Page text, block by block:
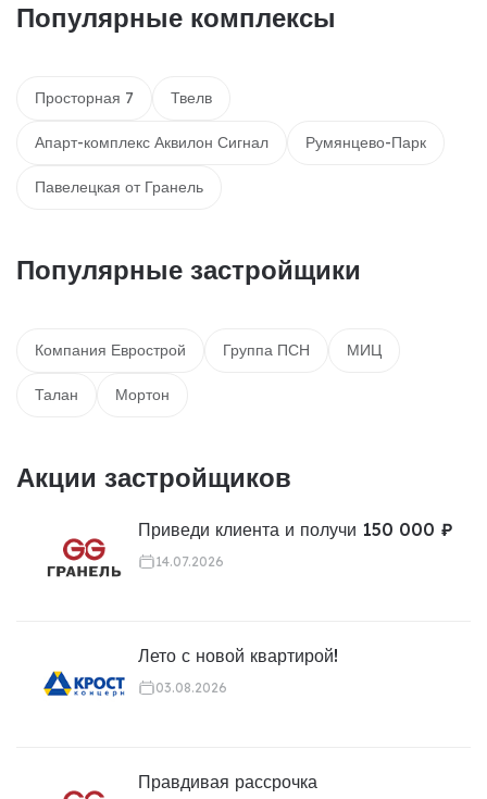
Популярные комплексы
Просторная 7 Твелв
Апарт-комплекс Аквилон Сигнал Румянцево-Парк
Павелецкая от Гранель
Популярные застройщики
Компания Еврострой Группа ПСН МИЦ
Талан Мортон
Акции застройщиков
Приведи клиента и получи 150 000 ₽
14.07.2026
Лето с новой квартирой!
03.08.2026
Правдивая рассрочка